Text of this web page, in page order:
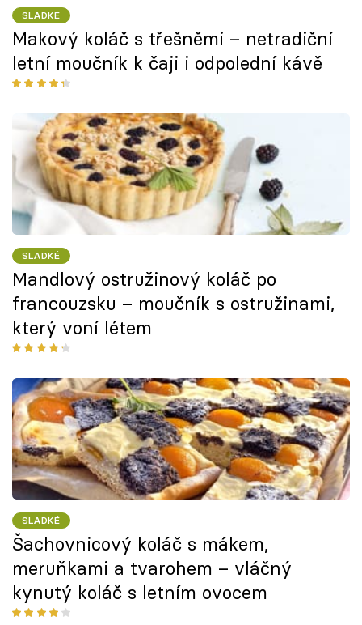
SLADKÉ
Makový koláč s třešněmi – netradiční
letní moučník k čaji i odpolední kávě
SLADKÉ
Mandlový ostružinový koláč po
francouzsku – moučník s ostružinami,
který voní létem
SLADKÉ
Šachovnicový koláč s mákem,
meruňkami a tvarohem – vláčný
kynutý koláč s letním ovocem